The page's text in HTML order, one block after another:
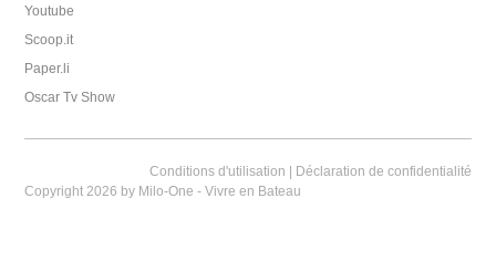
Youtube
Scoop.it
Paper.li
Oscar Tv Show
Conditions d'utilisation | Déclaration de confidentialité
Copyright 2026 by Milo-One - Vivre en Bateau